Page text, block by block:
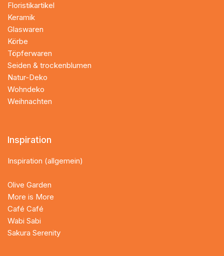
Floristikartikel
Keramik
Glaswaren
Körbe
Töpferwaren
Seiden & trockenblumen
Natur-Deko
Wohndeko
Weihnachten
Inspiration
Inspiration (allgemein)
Olive Garden
More is More
Café Café
Wabi Sabi
Sakura Serenity